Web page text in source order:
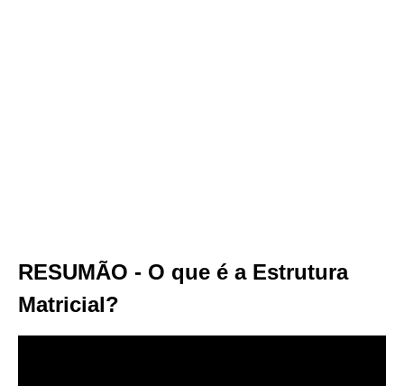
RESUMÃO - O que é a Estrutura
Matricial?